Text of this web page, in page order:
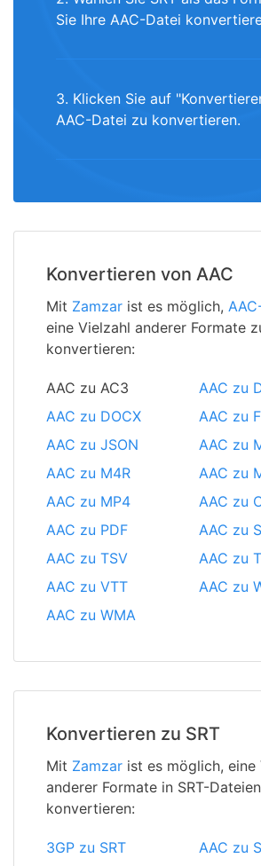
Sie Ihre AAC-Datei
3. Klicken Sie auf
AAC-Datei zu konvertieren.
Konvertieren von AAC
Mit Zamzar ist es möglich,
eine Vielzahl anderer Formate
konvertieren:
AAC zu AC3
AAC zu
AAC zu DOCX
AAC zu
AAC zu JSON
AAC zu
AAC zu M4R
AAC zu
AAC zu MP4
AAC zu
AAC zu PDF
AAC zu
AAC zu TSV
AAC zu
AAC zu VTT
AAC zu
AAC zu WMA
Konvertieren zu SRT
Mit Zamzar ist es möglich, eine
anderer Formate in SRT-
konvertieren:
3GP zu SRT
AAC zu